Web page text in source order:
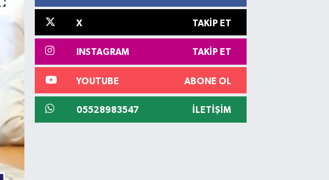
X TAKIP ET
INSTAGRAM TAKIP ET
YOUTUBE ABONE OL
05528983547 İLETIŞIM